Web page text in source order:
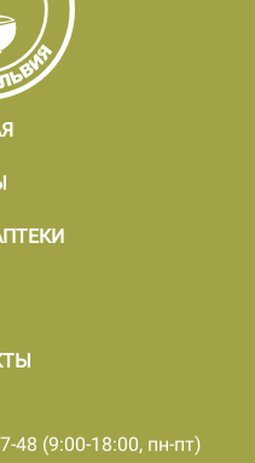
48 (9:00-18:00, пн-пт)